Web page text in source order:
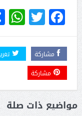
مشاركة
مشاركة
مواضيع ذات صلة